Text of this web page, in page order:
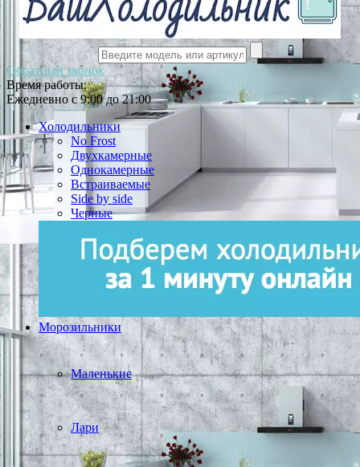
Обратный звонок
Время работы:
Ежедневно с 9:00 до 21:00
Холодильники
No Frost
Двухкамерные
Однокамерные
Встраиваемые
Side by side
Черные
Морозильники
Маленькие
Лари